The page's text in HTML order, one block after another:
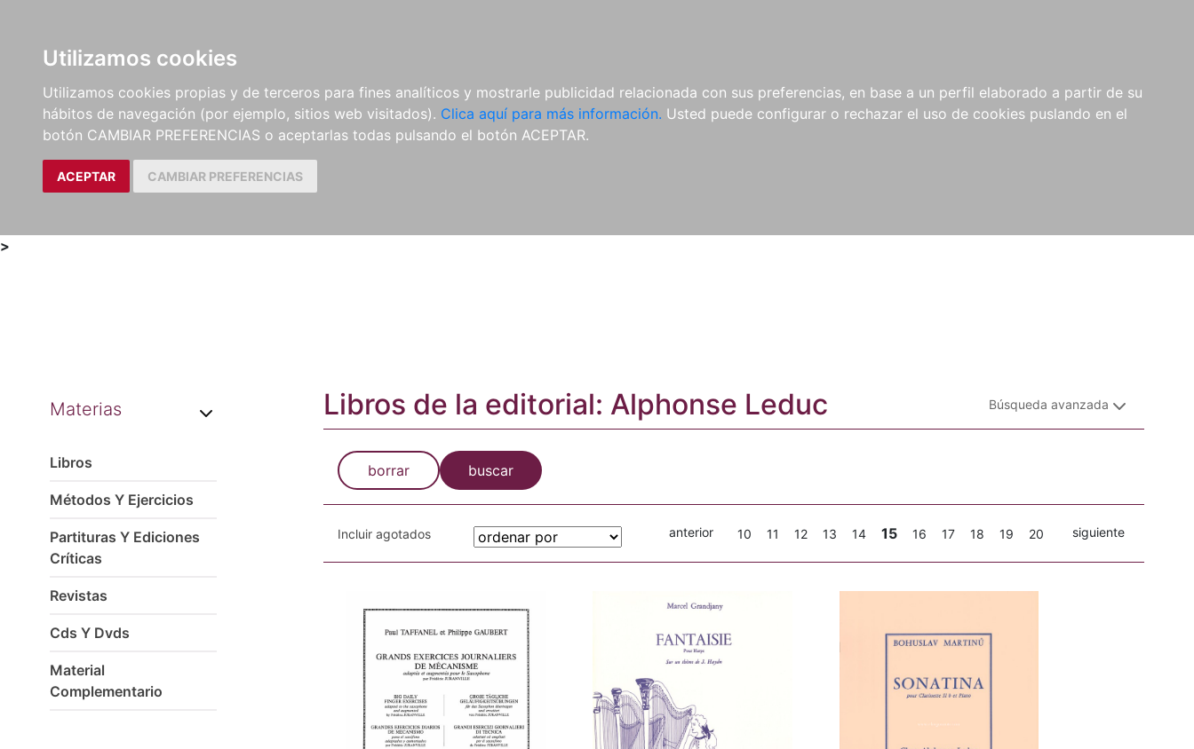
Utilizamos cookies
Utilizamos cookies propias y de terceros para fines analíticos y mostrarle publicidad relacionada con sus preferencias, en base a un perfil elaborado a partir de su
hábitos de navegación (por ejemplo, sitios web visitados). Clica aquí para más información. Usted puede configurar o rechazar el uso de cookies puslando en el
botón CAMBIAR PREFERENCIAS o aceptarlas todas pulsando el botón ACEPTAR.
ACEPTAR CAMBIAR PREFERENCIAS
LIBROS
MÉTODOS Y
EJERCICIOS
PARTITURAS Y EDICIONES
CRÍTICAS
REVISTAS
CDS Y
DVDS
MATERIAL
COMPLEMENTARIO
NOVEDADES NOTICIAS
COMPRAS
INSTITUCIONALES
>
Materias
Libros
Métodos Y Ejercicios
Partituras Y Ediciones
Críticas
Revistas
Cds Y Dvds
Material
Complementario
Libros de la editorial: Alphonse Leduc Búsqueda avanzada
borrar buscar
Incluir agotados anterior 10 11 12 13 14 15 16 17 18 19 20 siguiente